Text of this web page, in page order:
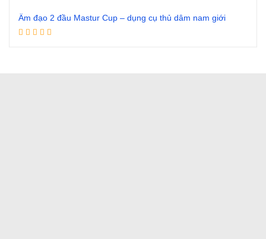
Âm đạo 2 đầu Mastur Cup – dụng cụ thủ dâm nam giới